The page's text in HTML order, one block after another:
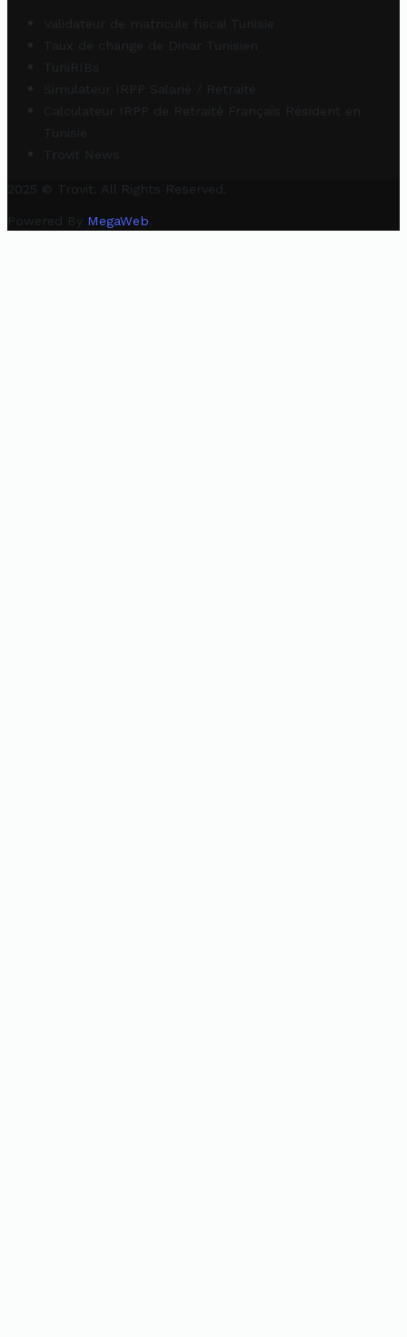
Validateur de matricule fiscal Tunisie
Taux de change de Dinar Tunisien
TuniRIBs
Simulateur IRPP Salarié / Retraité
Calculateur IRPP de Retraité Français Résident en
Tunisie
Trovit News
2025 © Trovit. All Rights Reserved.
Powered By MegaWeb